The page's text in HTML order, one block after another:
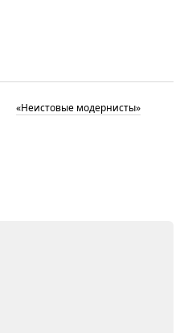
«Неистовые модернисты»